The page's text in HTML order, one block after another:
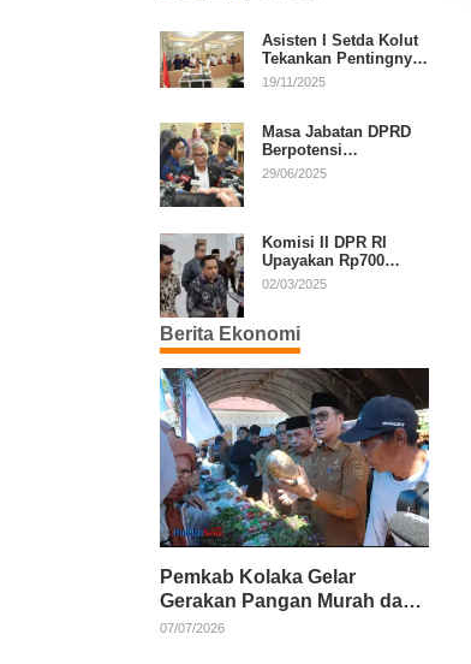
Asisten I Setda Kolut
Tekankan Pentingnya
Pendidikan Politik
19/11/2025
Masa Jabatan DPRD
Berpotensi
Diperpanjang, Aria
29/06/2025
Komisi II DPR RI
Upayakan Rp700
Miliar dari APBN
Putusan MK
02/03/2025
Berita Ekonomi
Pemkab Kolaka Gelar
Gerakan Pangan Murah dan
Salurkan Pupuk Organik
07/07/2026